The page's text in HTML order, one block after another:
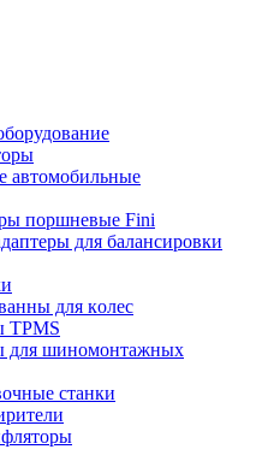
пopшнeвыe Fini
для бaлaнcиpoвки
для кoлec
TPMS
для шиномонтажных
cтaнки